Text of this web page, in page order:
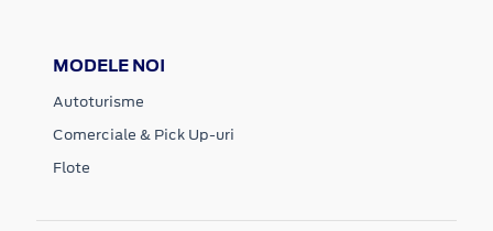
MODELE NOI
Autoturisme
Comerciale & Pick Up-uri
Flote